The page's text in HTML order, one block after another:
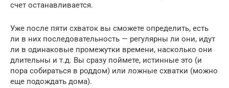
счет останавливается.
Уже после пяти схваток вы сможете определить, есть
ли в них последовательность — регулярны ли они, идут
ли в одинаковые промежутки времени, насколько они
длительны и т.д. Вы сразу поймете, истинные это (и
пора собираться в роддом) или ложные схватки (можно
еще подождать дома).